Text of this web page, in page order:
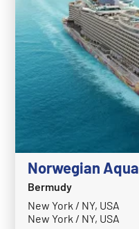
Norwegian Aqua
Bermudy
New York / NY, USA
New York / NY, USA